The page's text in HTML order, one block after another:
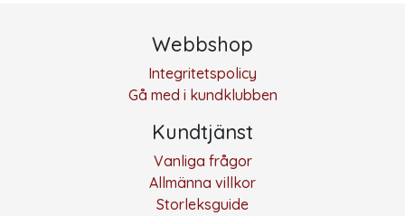
Webbshop
Integritetspolicy
Gå med i kundklubben
Kundtjänst
Vanliga frågor
Allmänna villkor
Storleksguide